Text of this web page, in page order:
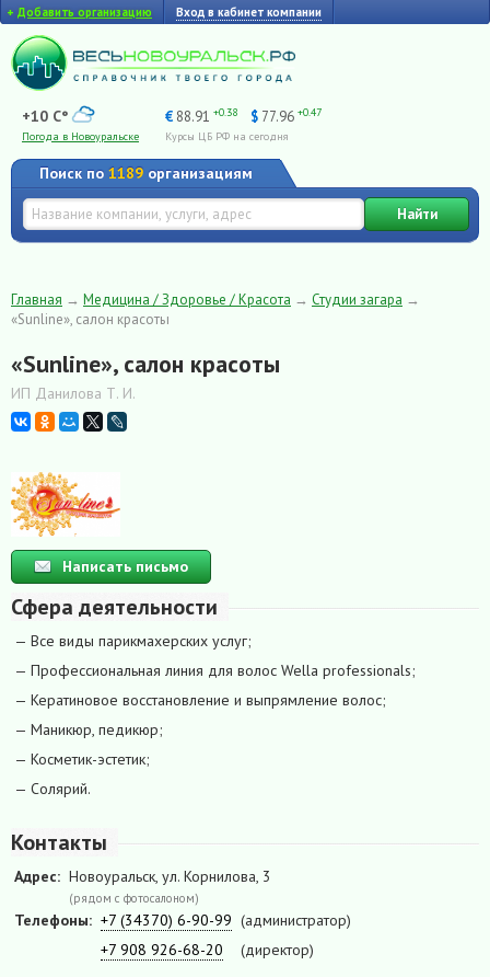
+ Добавить организацию Вход в кабинет компании
+10 C°
Погода в Новоуральске
€ 88.91 +0.38 $ 77.96 +0.47
Курсы ЦБ РФ на сегодня
Поиск по 1189 организациям
Найти
Главная → Медицина / Здоровье / Красота → Студии загара →
«Sunline», салон красоты
«Sunline», салон красоты
ИП Данилова Т. И.
Написать письмо
Сфера деятельности
— Все виды парикмахерских услуг;
— Профессиональная линия для волос Wella professionals;
— Кератиновое восстановление и выпрямление волос;
— Маникюр, педикюр;
— Косметик-эстетик;
— Солярий.
Контакты
Адрес: Новоуральск, ул. Корнилова, 3
(рядом с фотосалоном)
Телефоны: +7 (34370) 6-90-99 (администратор)
+7 908 926-68-20
(директор)